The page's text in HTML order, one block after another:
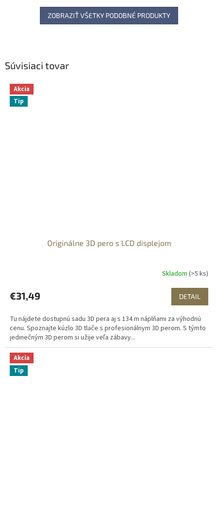
Súvisiaci tovar
Akcia
Tip
Originálne 3D pero s LCD displejom
Skladom (>5 ks)
€31,49 DETAIL
Tu nájdete dostupnú sadu 3D pera aj s 134 m náplňami za výhodnú
cenu. Spoznajte kúzlo 3D tlače s profesionálnym 3D perom. S týmto
jedinečným 3D perom si užije veľa zábavy...
Akcia
Tip
ZOBRAZIŤ VŠETKY PODOBNÉ PRODUKTY